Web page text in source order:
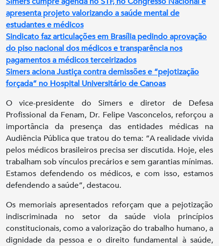
apresenta projeto valorizando a saúde mental de
estudantes e médicos
Sindicato faz articulações em Brasília pedindo aprovação
do piso nacional dos médicos e transparência nos
pagamentos a médicos terceirizados
Simers aciona Justiça contra demissões e “pejotização
forçada” no Hospital Universitário de Canoas
O vice-presidente do Simers e diretor de Defesa
Profissional da Fenam, Dr. Felipe Vasconcelos, reforçou a
importância da presença das entidades médicas na
Audiência Pública que tratou do tema: “A realidade vivida
pelos médicos brasileiros precisa ser discutida. Hoje, eles
trabalham sob vínculos precários e sem garantias mínimas.
Estamos defendendo os médicos, e com isso, estamos
defendendo a saúde”, destacou.
Os memoriais apresentados reforçam que a pejotização
indiscriminada no setor da saúde viola princípios
constitucionais, como a valorização do trabalho humano, a
dignidade da pessoa e o direito fundamental à saúde,